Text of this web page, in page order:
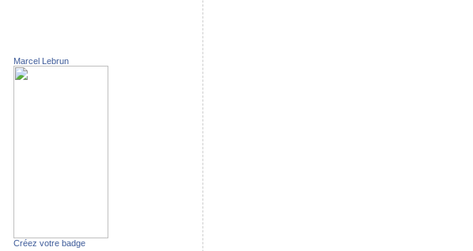
Marcel Lebrun
Créez votre badge